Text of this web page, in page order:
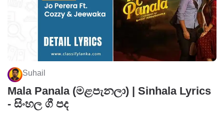
Suhail
Mala Panala (මළපැනලා) | Sinhala Lyrics
- සිංහල ගී පද